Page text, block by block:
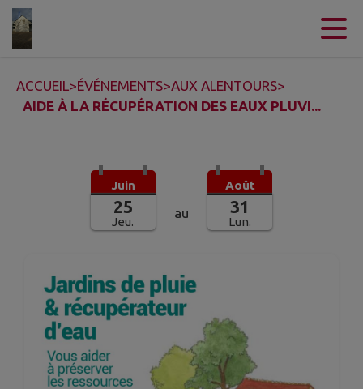
ACCUEIL>ÉVÉNEMENTS>AUX ALENTOURS>
AIDE À LA RÉCUPÉRATION DES EAUX PLUVI...
Juin
25
Jeu.
au
Août
31
Lun.